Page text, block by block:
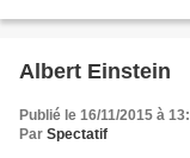
Albert Einstein
Publié le 16/11/2015 à
Par Spectatif